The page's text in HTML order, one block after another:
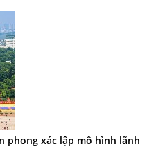
phong xác lập mô hình lãnh